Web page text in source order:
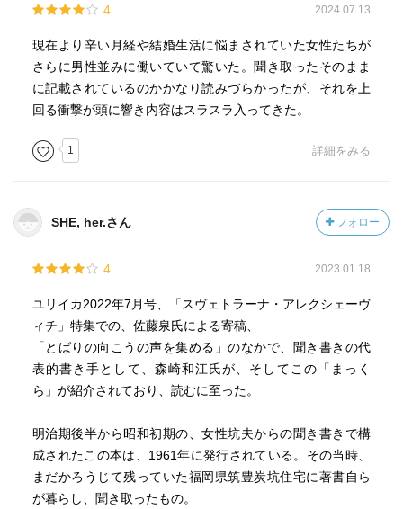
■灯をもつ亡霊
■セナの神さま
■ヤマばばあ
■赤不浄
■共有
■地表へ追われる
■坑底の乳
◇解説（水溜真由美）
（挿画・山本作兵衛）
かいくぐって働く女性も出てくる。戦後の民主主義に対し
て「わたしはそんなのは民主主義とは思わんね。利己主義
ですたい。」などと言う。おもしろい。女性たちのことば
がなんとも魅力的だ。「理屈とケツの穴は一つしかな
か。」石牟礼を読んだとき熊本弁が読めると思ったが、福
も書かれていたが、文字で記録するようになって記憶力が
衰えていったのではないか。おそらく文字の読み書きが苦
に響いているのかもしれない。「からゆきさん」も読もう
かな。そうそう、これから読まれる方には、解説を先に読
しは分かるようになるので。
4 2024.07.13
現在より辛い月経や結婚生活に悩まされていた女性たちが
さらに男性並みに働いていて驚いた。聞き取ったそのまま
に記載されているのかかなり読みづらかったが、それを上
回る衝撃が頭に響き内容はスラスラ入ってきた。
1 詳細をみる
SHE, her.さん フォロー
4 2023.01.18
ユリイカ2022年7月号、「スヴェトラーナ・アレクシェーヴ
ィチ」特集での、佐藤泉氏による寄稿、
「とばりの向こうの声を集める」のなかで、聞き書きの代
表的書き手として、森崎和江氏が、そしてこの「まっく
ら」が紹介されており、読むに至った。
明治期後半から昭和初期の、女性坑夫からの聞き書きで構
成されたこの本は、1961年に発行されている。その当時、
まだかろうじて残っていた福岡県筑豊炭坑住宅に著書自ら
が暮らし、聞き取ったもの。